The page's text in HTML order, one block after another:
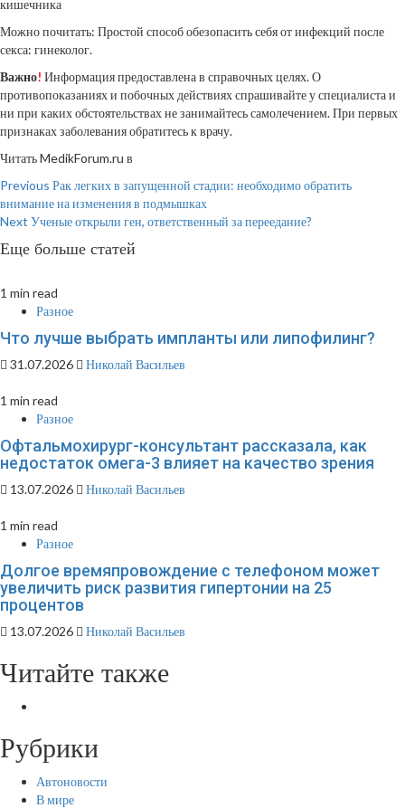
кишечника
Можно почитать: Простой способ обезопасить себя от инфекций после
секса: гинеколог.
Важно! Информация предоставлена в справочных целях. О
противопоказаниях и побочных действиях спрашивайте у специалиста и
ни при каких обстоятельствах не занимайтесь самолечением. При первых
признаках заболевания обратитесь к врачу.
Читать MedikForum.ru в
Continue
Reading
Previous Рак легких в запущенной стадии: необходимо обратить
внимание на изменения в подмышках
Next Ученые открыли ген, ответственный за переедание?
Еще больше статей
1 min read
Разное
Что лучше выбрать импланты или липофилинг?
31.07.2026 Николай Васильев
1 min read
Разное
Офтальмохирург-консультант рассказала, как
недостаток омега-3 влияет на качество зрения
13.07.2026 Николай Васильев
1 min read
Разное
Долгое времяпровождение с телефоном может
увеличить риск развития гипертонии на 25
процентов
13.07.2026 Николай Васильев
Читайте также
Рубрики
Автоновости
В мире